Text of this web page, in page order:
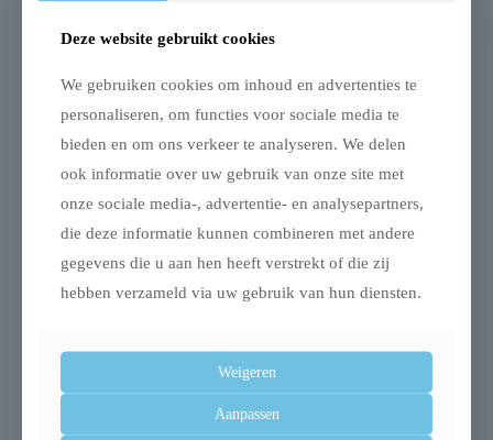
Gerelateerde producten
kattenmand bicolor
Trixie relax iglo kat
vilt grijs
Deze website gebruikt cookies
We gebruiken cookies om inhoud en advertenties te
personaliseren, om functies voor sociale media te
bieden en om ons verkeer te analyseren. We delen
ook informatie over uw gebruik van onze site met
onze sociale media-, advertentie- en analysepartners,
die deze informatie kunnen combineren met andere
gegevens die u aan hen heeft verstrekt of die zij
hebben verzameld via uw gebruik van hun diensten.
Weigeren
Aanpassen